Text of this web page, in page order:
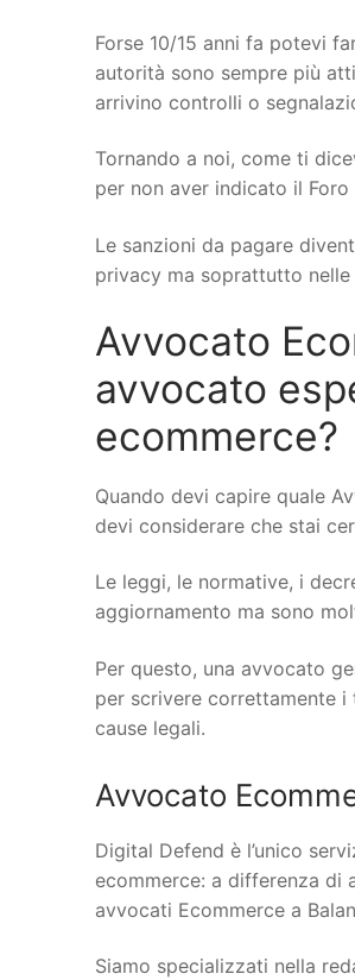
Forse 10/15 anni fa potevi
autorità sono sempre più
arrivino controlli o
Tornando a noi, come ti
per non aver indicato il
Le sanzioni da pagare
privacy ma soprattutto
Avvocato
avvocato
ecommerce?
Quando devi capire quale
devi considerare che stai
Le leggi, le normative, i
aggiornamento ma sono
Per questo, una avvocato
per scrivere correttamente
cause legali.
Avvocato
Digital Defend è l’unico
ecommerce: a differenza di
avvocati Ecommerce a
Siamo specializzati nella